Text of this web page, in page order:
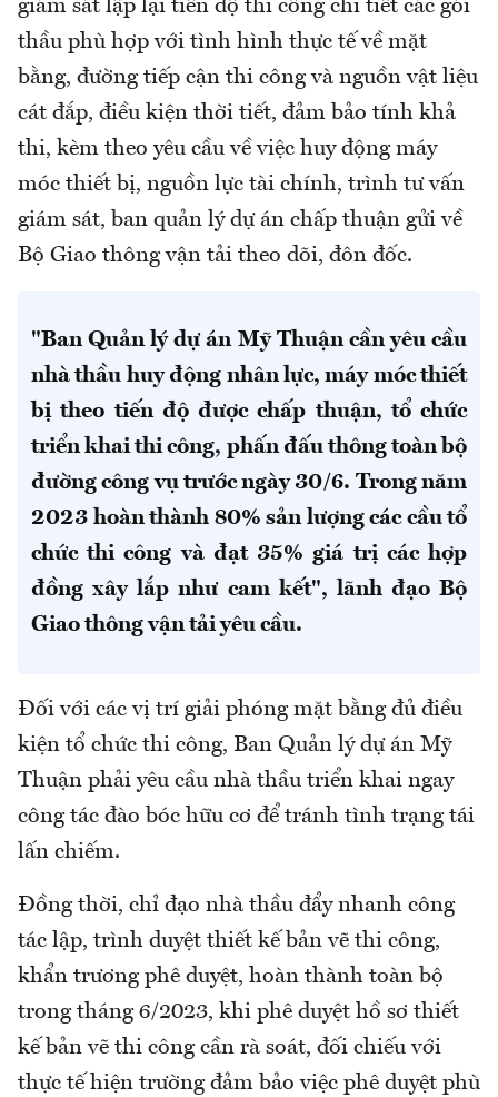
giám sát lập lại tiến độ thi công chi tiết các gói
thầu phù hợp với tình hình thực tế về mặt
bằng, đường tiếp cận thi công và nguồn vật liệu
cát đắp, điều kiện thời tiết, đảm bảo tính khả
thi, kèm theo yêu cầu về việc huy động máy
móc thiết bị, nguồn lực tài chính, trình tư vấn
giám sát, ban quản lý dự án chấp thuận gửi về
Bộ Giao thông vận tải theo dõi, đôn đốc.
"Ban Quản lý dự án Mỹ Thuận cần yêu cầu
nhà thầu huy động nhân lực, máy móc thiết
bị theo tiến độ được chấp thuận, tổ chức
triển khai thi công, phấn đấu thông toàn bộ
đường công vụ trước ngày 30/6. Trong năm
2023 hoàn thành 80% sản lượng các cầu tổ
chức thi công và đạt 35% giá trị các hợp
đồng xây lắp như cam kết", lãnh đạo Bộ
Giao thông vận tải yêu cầu.
Đối với các vị trí giải phóng mặt bằng đủ điều
kiện tổ chức thi công, Ban Quản lý dự án Mỹ
Thuận phải yêu cầu nhà thầu triển khai ngay
công tác đào bóc hữu cơ để tránh tình trạng tái
lấn chiếm.
Đồng thời, chỉ đạo nhà thầu đẩy nhanh công
tác lập, trình duyệt thiết kế bản vẽ thi công,
khẩn trương phê duyệt, hoàn thành toàn bộ
trong tháng 6/2023, khi phê duyệt hồ sơ thiết
kế bản vẽ thi công cần rà soát, đối chiếu với
thực tế hiện trường đảm bảo việc phê duyệt phù